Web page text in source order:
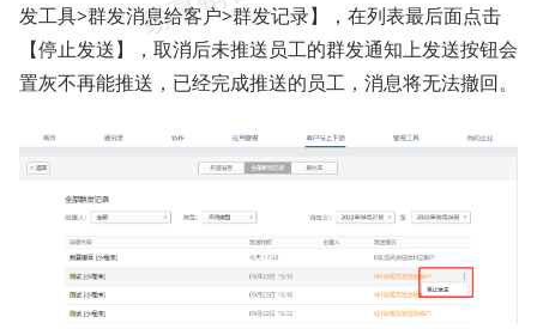
发工具>群发消息给客户>群发记录】，在列表最后面点击
【停止发送】，取消后未推送员工的群发通知上发送按钮会
置灰不再能推送，已经完成推送的员工，消息将无法撤回。